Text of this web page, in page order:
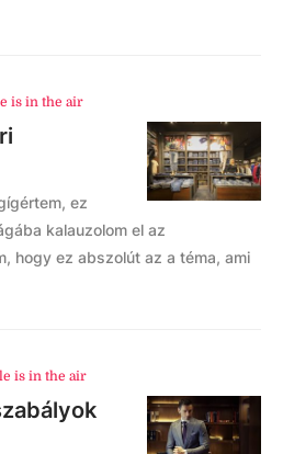
is in the air
ez
kalauzolom el az
hogy ez abszolút az a téma, ami
is in the air